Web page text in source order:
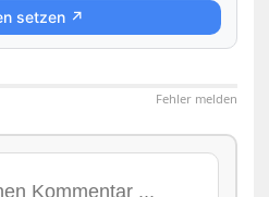
setzen ↗
Fehler melden